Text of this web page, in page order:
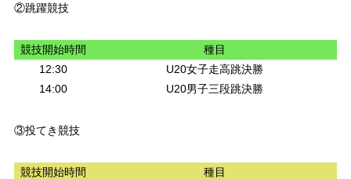
②跳躍競技
競技開始時間
種目
12:30
U20女子走高跳決勝
14:00
U20男子三段跳決勝
③投てき競技
競技開始時間
種目